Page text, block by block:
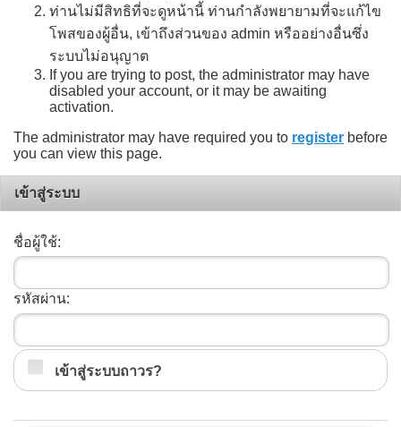
ท่านไม่มีสิทธิที่จะดูหน้านี้ ท่านกำลังพยายามที่จะแก้ไข
โพสของผู้อื่น, เข้าถึงส่วนของ admin หรืออย่างอื่นซึ่ง
ระบบไม่อนุญาต
If you are trying to post, the administrator may have
disabled your account, or it may be awaiting
activation.
The administrator may have required you to register before
you can view this page.
เข้าสู่ระบบ
ชื่อผู้ใช้:
รหัสผ่าน:
เข้าสู่ระบบถาวร?